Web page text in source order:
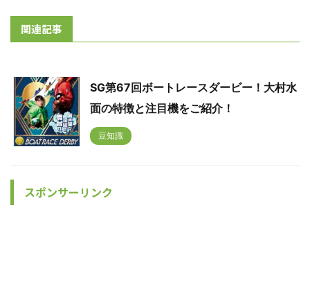
関連記事
SG第67回ボートレースダービー！大村水
面の特徴と注目機をご紹介！
豆知識
スポンサーリンク